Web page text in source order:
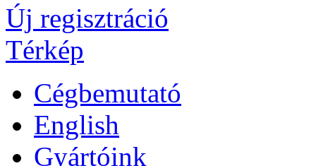
Új regisztráció
Térkép
Cégbemutató
English
Gyártóink